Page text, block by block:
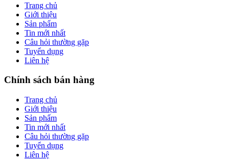
Trang chủ
Giới thiệu
Sản phẩm
Tin mới nhất
Câu hỏi thường gặp
Tuyển dụng
Liên hệ
Chính sách bán hàng
Trang chủ
Giới thiệu
Sản phẩm
Tin mới nhất
Câu hỏi thường gặp
Tuyển dụng
Liên hệ